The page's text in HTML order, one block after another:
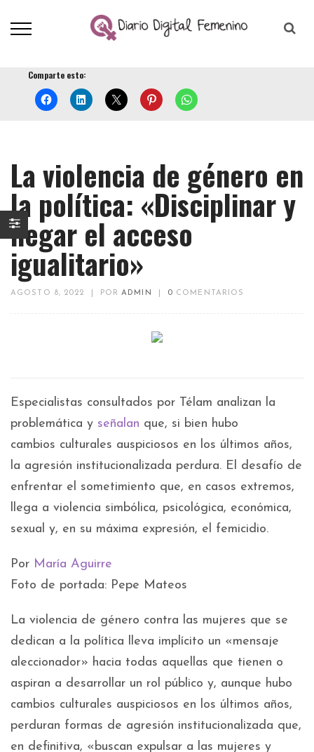
Comparte esto:
La violencia de género en
la política: «Disciplinar y
negar el acceso
igualitario»
AGOSTO 8, 2022 PORADMIN 0 COMENTARIOS
Especialistas consultados por Télam analizan la
problemática y señalan que, si bien hubo
cambios culturales auspiciosos en los últimos años,
la agresión institucionalizada perdura. El desafío de
enfrentar el sometimiento que, en casos extremos,
llega a violencia simbólica, psicológica, económica,
sexual y, en su máxima expresión, el femicidio.
Por María Aguirre
Foto de portada: Pepe Mateos
La violencia de género contra las mujeres que se
dedican a la política lleva implícito un «mensaje
aleccionador» hacia todas aquellas que tienen o
aspiran a desarrollar un rol público y, aunque hubo
cambios culturales auspiciosos en los últimos años,
perduran formas de agresión institucionalizada que,
en definitiva, «buscan expulsar a las mujeres y